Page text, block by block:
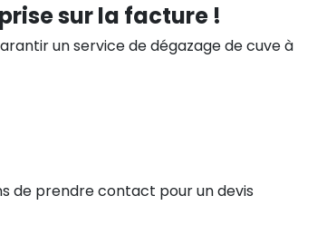
sur la facture !
un service de dégazage de cuve à
de prendre contact pour un devis